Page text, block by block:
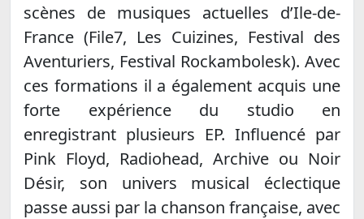
scènes de musiques actuelles d’Ile-de-
France (File7, Les Cuizines, Festival des
Aventuriers, Festival Rockambolesk). Avec
ces formations il a également acquis une
forte expérience du studio en
enregistrant plusieurs EP. Influencé par
Pink Floyd, Radiohead, Archive ou Noir
Désir, son univers musical éclectique
passe aussi par la chanson française, avec